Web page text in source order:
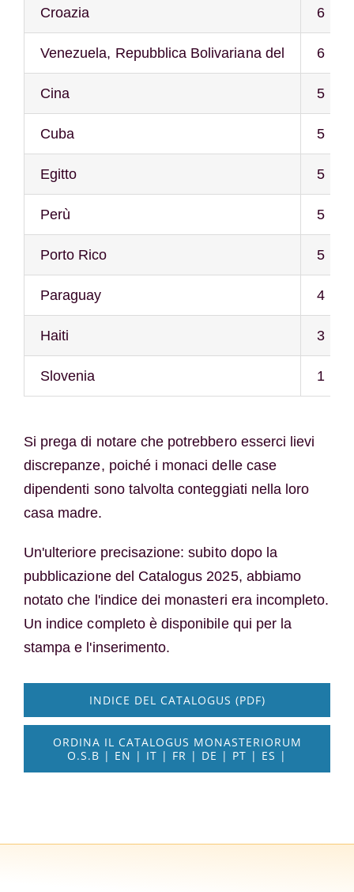
Croazia 6
Venezuela, Repubblica Bolivariana del 6
Cina 5
Cuba 5
Egitto 5
Perù 5
Porto Rico 5
Paraguay 4
Haiti 3
Slovenia 1
Si prega di notare che potrebbero esserci lievi
discrepanze, poiché i monaci delle case
dipendenti sono talvolta conteggiati nella loro
casa madre.
Un'ulteriore precisazione: subito dopo la
pubblicazione del Catalogus 2025, abbiamo
notato che l'indice dei monasteri era incompleto.
Un indice completo è disponibile qui per la
stampa e l'inserimento.
INDICE DEL CATALOGUS (PDF)
ORDINA IL CATALOGUS MONASTERIORUM
O.S.B | EN | IT | FR | DE | PT | ES |